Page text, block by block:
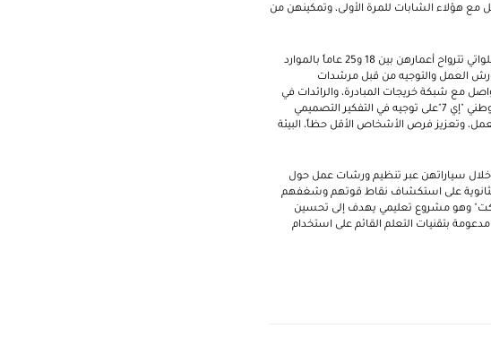
مع هؤلاء الشابات للمرة الأولى، وتمكينهن من
وتم طرح مبادرة « بنك الإمارات دبي الوطني فتيات إي 7: بنات الإمارات» لتدعم الشابات الإماراتيات اللواتي تترواح أعمارهن بين 18 و25 عاماً بالموارد
ورش العمل والتوجيه من قبل مرشدات
مع شبكة خريجات المبادرة، والرائدات في
المجتمع والشركات التابعة. وستحصل المشاركات من الجيل الجديد في مبادرة بنك الإمارات دبي الوطني "إي 7"على توجيه في التفكير التصميمي
وتعزيز فرص الأشخاص الأقل حظاً، البيئة
سياراتهن عبر تنظيم ورشات عمل حول
على استكشاف نقاط قوتهم وشغفهم
وهو مشروع تعليمي يهدف إلى تحسين
بتقنيات التعلم القائم على استخدام